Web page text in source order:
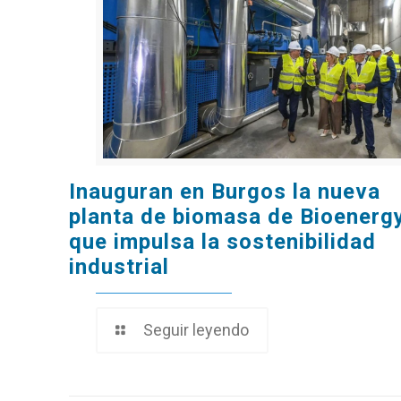
Inauguran en Burgos la nueva planta de biomasa
de Bioenergy que impulsa la sostenibilidad
industrial
Inauguran en Burgos la nueva
planta de biomasa de
que impulsa la sostenibilidad
industrial
Seguir leyendo